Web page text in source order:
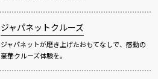
ジャパネットクルーズ
ジャパネットが磨き上げたおもてなしで、感動の
豪華クルーズ体験を。